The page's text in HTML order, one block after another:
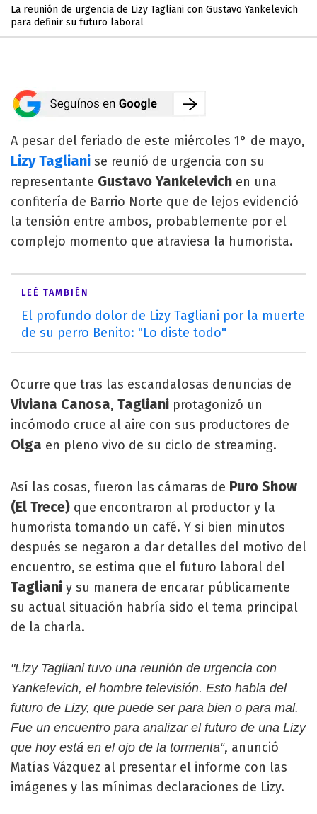
La reunión de urgencia de Lizy Tagliani con Gustavo Yankelevich
para definir su futuro laboral
A pesar del feriado de este miércoles 1° de mayo,
Lizy Tagliani se reunió de urgencia con su
representante Gustavo Yankelevich en una
confitería de Barrio Norte que de lejos evidenció
la tensión entre ambos, probablemente por el
complejo momento que atraviesa la humorista.
LEÉ TAMBIÉN
El profundo dolor de Lizy Tagliani por la muerte
de su perro Benito: "Lo diste todo"
Ocurre que tras las escandalosas denuncias de
Viviana Canosa, Tagliani protagonizó un
incómodo cruce al aire con sus productores de
Olga en pleno vivo de su ciclo de streaming.
Así las cosas, fueron las cámaras de Puro Show
(El Trece) que encontraron al productor y la
humorista tomando un café. Y si bien minutos
después se negaron a dar detalles del motivo del
encuentro, se estima que el futuro laboral del
Tagliani y su manera de encarar públicamente
su actual situación habría sido el tema principal
de la charla.
"Lizy Tagliani tuvo una reunión de urgencia con
Yankelevich, el hombre televisión. Esto habla del
futuro de Lizy, que puede ser para bien o para mal.
Fue un encuentro para analizar el futuro de una Lizy
que hoy está en el ojo de la tormenta“, anunció
Matías Vázquez al presentar el informe con las
imágenes y las mínimas declaraciones de Lizy.